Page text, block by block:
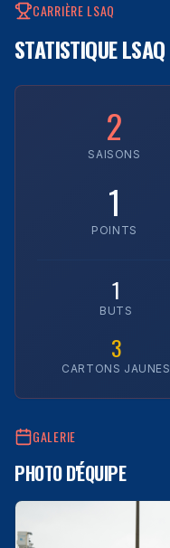
CARRIÈRE LSAQ
STATISTIQUE LSAQ
2
SAISONS
1
POINTS
1
BUTS
3
CARTONS JAUNES
GALERIE
PHOTO D'ÉQUIPE